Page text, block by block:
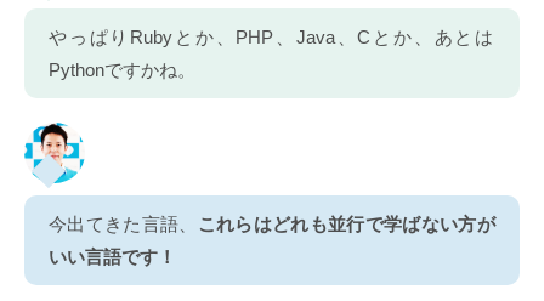
やっぱりRubyとか、PHP、Java、Cとか、あとは
Pythonですかね。
今出てきた言語、 これらはどれも並行で学ばない方が
いい言語です！